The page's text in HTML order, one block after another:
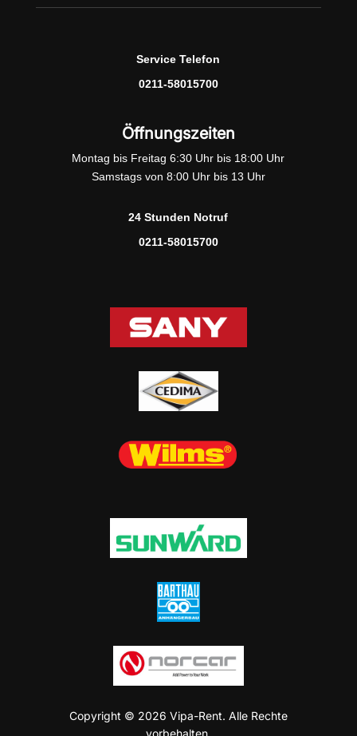
Service Telefon
0211-58015700
Öffnungszeiten
Montag bis Freitag 6:30 Uhr bis 18:00 Uhr
Samstags von 8:00 Uhr bis 13 Uhr
24 Stunden Notruf
0211-58015700
Copyright © 2026 Vipa-Rent. Alle Rechte
vorbehalten.